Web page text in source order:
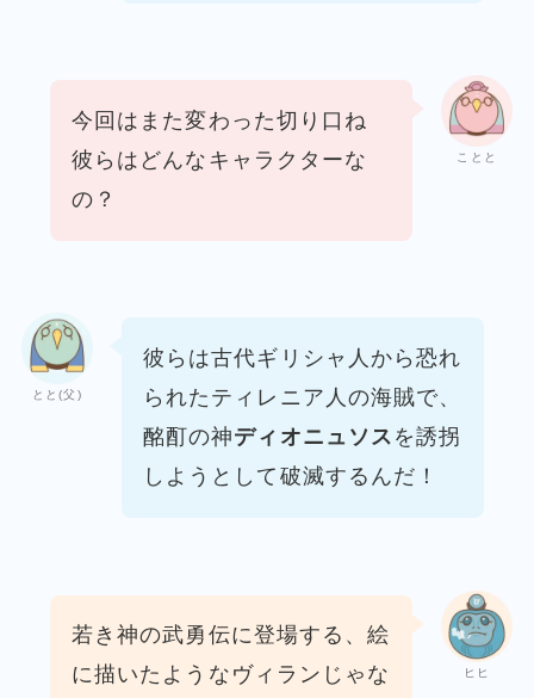
ことと
今回はまた変わった切り口ね
彼らはどんなキャラクターな
の？
とと(父)
彼らは古代ギリシャ人から恐れ
られたティレニア人の海賊で、
酩酊の神ディオニュソス を誘拐
しようとして破滅するんだ！
ヒヒ
若き神の武勇伝に登場する、絵
に描いたようなヴィランじゃな